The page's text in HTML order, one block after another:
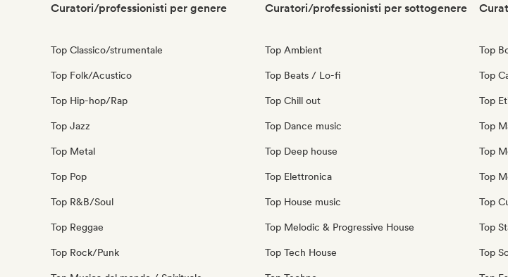
Curatori/professionisti per genere
Top Classico/strumentale
Top Folk/Acustico
Top Hip-hop/Rap
Top Jazz
Top Metal
Top Pop
Top R&B/Soul
Top Reggae
Top Rock/Punk
Curatori/professionisti per sottogenere
Top Ambient
Top Beats / Lo-fi
Top Chill out
Top Dance music
Top Deep house
Top Elettronica
Top House music
Top Melodic & Progressive House
Top Tech House
Top
Top
Top
Top
Top
Top
Top
Top
Top